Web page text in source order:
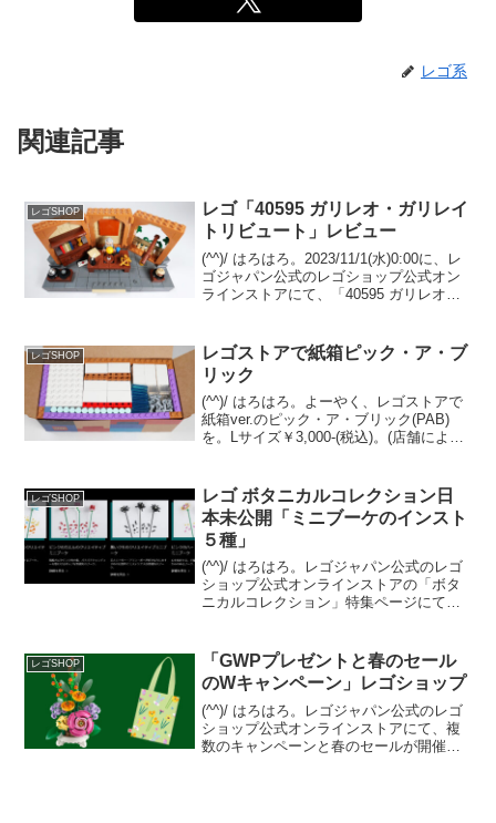
レゴ系
関連記事
レゴSHOP
レゴ「40595 ガリレオ・ガリレイ
トリビュート」レビュー
(^^)/ はろはろ。2023/11/1(水)0:00に、レ
ゴジャパン公式のレゴショップ公式オン
ラインストアにて、「40595 ガリレオ・
ージ）￥17,000-(税込...
レゴSHOP
レゴストアで紙箱ピック・ア・ブ
リック
(^^)/ はろはろ。よーやく、レゴストアで
紙箱ver.のピック・ア・ブリック(PAB)
を。Lサイズ￥3,000-(税込)。(店舗により
駅店の2024/4/6(...
レゴSHOP
レゴ ボタニカルコレクション日
本未公開「ミニブーケのインスト
５種」
(^^)/ はろはろ。レゴジャパン公式のレゴ
ショップ公式オンラインストアの「ボタ
ニカルコレクション」特集ページにて、
ップされています。但し、日本語ページ
からインストへリ...
レゴSHOP
「GWPプレゼントと春のセール
のWキャンペーン」レゴショップ
(^^)/ はろはろ。レゴジャパン公式のレゴ
ショップ公式オンラインストアにて、複
数のキャンペーンと春のセールが開催中